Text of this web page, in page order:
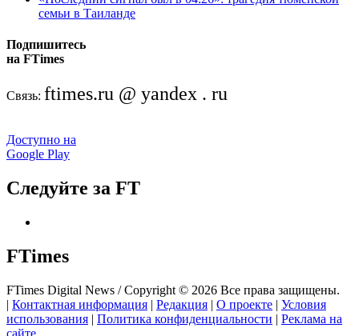
семьи в Таиланде
Подпишитесь
на FTimes
Связь: ftimes.ru @ yandex . ru
Доступно на
Google Play
Следуйте за FT
FTimes
FTimes Digital News / Copyright © 2026 Все права защищены.
| Контактная информация | Редакция | О проекте | Условия
использования | Политика конфиденциальности | Реклама на
сайте